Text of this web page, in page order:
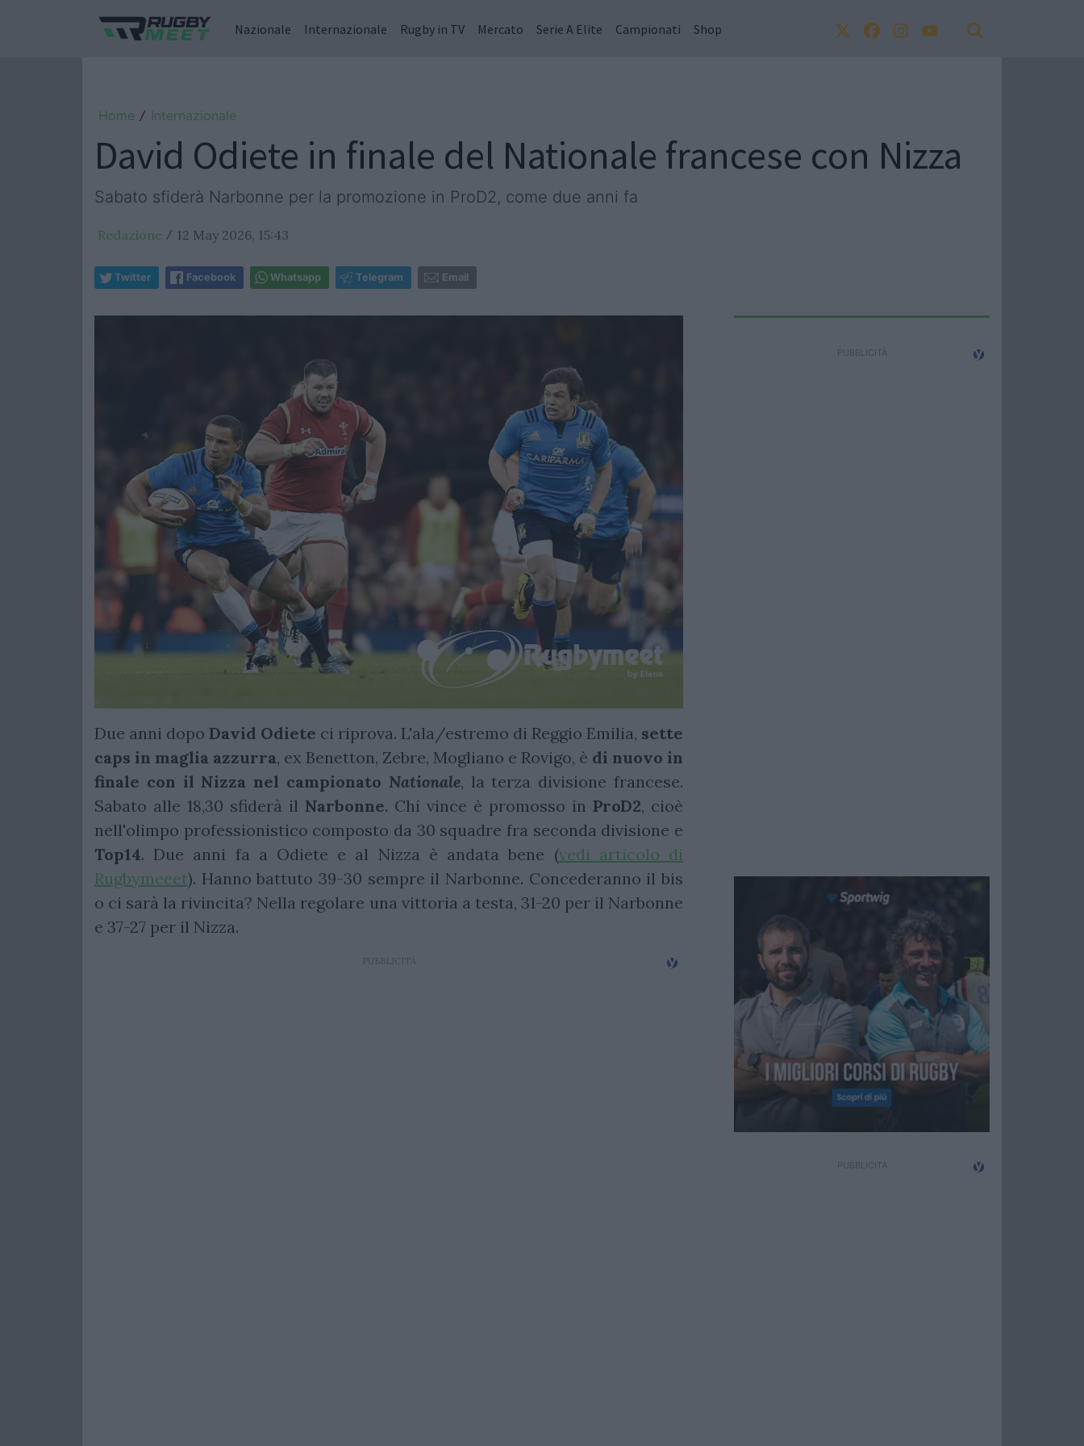
Nazionale Internazionale Rugby in TV Mercato Serie A Elite Campionati Shop
Home / Internazionale
David Odiete in finale del Nationale francese con Nizza
Sabato sfiderà Narbonne per la promozione in ProD2, come due anni fa
Redazione / 12 May 2026, 15:43
Twitter Facebook Whatsapp Telegram Email
Due anni dopo David Odiete ci riprova. L'ala/estremo di Reggio Emilia, sette
caps in maglia azzurra, ex Benetton, Zebre, Mogliano e Rovigo, è di nuovo in
finale con il Nizza nel campionato Nationale, la terza divisione francese.
Sabato alle 18,30 sfiderà il Narbonne. Chi vince è promosso in ProD2, cioè
nell'olimpo professionistico composto da 30 squadre fra seconda divisione e
Top14. Due anni fa a Odiete e al Nizza è andata bene (vedi articolo di
Rugbymeeet). Hanno battuto 39-30 sempre il Narbonne. Concederanno il bis
o ci sarà la rivincita? Nella regolare una vittoria a testa, 31-20 per il Narbonne
e 37-27 per il Nizza.